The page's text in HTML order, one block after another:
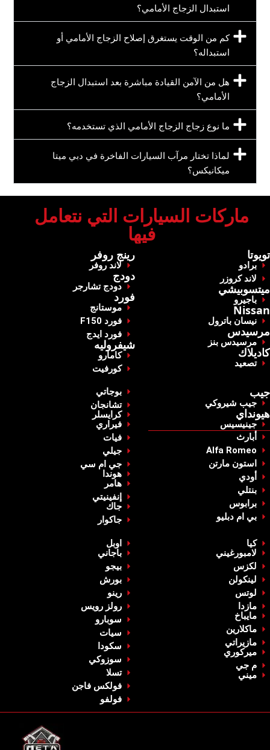
استبدال الزجاج الأمامي؟‏
‏كم من الوقت يستغرق إصلاح الزجاج الأمامي أو
استبداله؟‏
‏هل من الآمن القيادة مباشرة بعد استبدال الزجاج
الأمامي؟‏
‏ما نوع زجاج الزجاج الأمامي الذي تستخدمه؟‏
‏لماذا تختار مرآب السيارات الفاخرة في دبي ميتا
ميكانيكس؟‏
‏ماركات السيارات التي نتعامل
فيها‏
‏تويوتا‏
برادو
‏لاند كروزر‏
‏ميتسوبيشي‏
‏باجيرو‏
Nissan
‏نيسان باترول‏
مرسيدس
‏مرسيدس بنز‏
‏كاديلاك ‏
‏تصعيد‏
‏رينج روفر‏
‏لاند روفر‏
‏دودج‏
‏دودج تشارجر‏
‏فورد‏
‏موستانج‏
‏فورد F150‏
‏فورد ايدج‏
شيفروليه
‏كامارو‏
‏كورفيت‏
‏جيب‏
‏جيب شيروكي‏
‏هيونداي‏
جينيسيس
‏أبارث‏
Alfa Romeo
استون مارتن
أودي
بنتلي
‏برابوس‏
بي ام دبليو
‏بوجاتي‏
‏تشانجان‏
‏كرايسلر‏
‏فيراري‏
‏فيات‏
‏جيلي‏
‏جي ام سي‏
‏هوندا‏
‏هامر‏
‏إنفينيتي‏
‏جاك‏
‏جاكوار‏
كيا
لامبورغيني
‏لكزس‏
‏لينكولن‏
‏لوتس‏
‏مازدا‏
‏مايباخ‏
‏ماكلارين‏
‏مازيراتي‏
ميركوري
م جي
‏ميني‏
‏اوبل‏
باجاني
‏بيجو‏
‏بورش‏
‏رينو‏
‏رولز رويس‏
‏سوبارو‏
سيات
‏سكودا‏
‏سوزوكي‏
‏تسلا‏
فولكس فاجن
‏فولفو‏